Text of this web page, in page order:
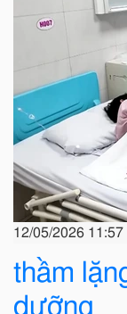
12/05/2026 11:57
thầm
dưỡng